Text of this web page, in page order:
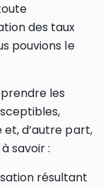
des taux
pouvions le
les
et, d’autre part,
savoir :
résultant